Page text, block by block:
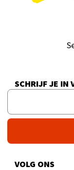
SCHRIJF JE IN
VOLG ONS